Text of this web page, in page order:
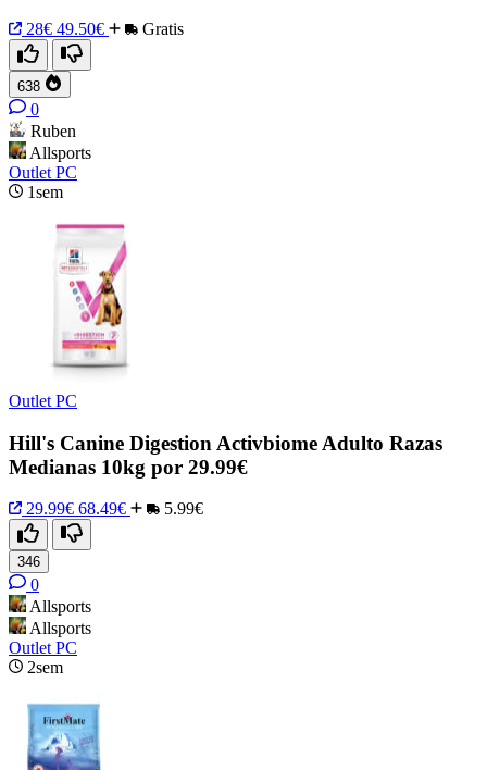
28€ 49.50€ Gratis
638
0
Ruben
Allsports
Outlet PC
1sem
Outlet PC
Hill's Canine Digestion Activbiome Adulto Razas
Medianas 10kg por 29.99€
29.99€ 68.49€ 5.99€
346
0
Allsports
Allsports
Outlet PC
2sem